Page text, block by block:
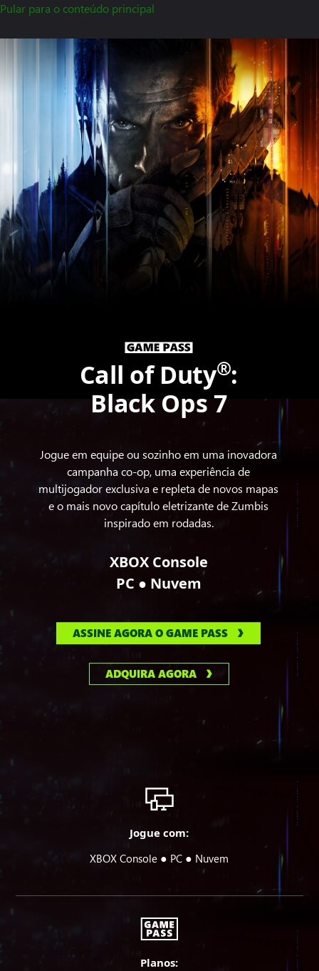
Pular para o conteúdo principal
Call of Duty®:
Black Ops 7
Jogue em equipe ou sozinho em uma inovadora
campanha co-op, uma experiência de
multijogador exclusiva e repleta de novos mapas
e o mais novo capítulo eletrizante de Zumbis
inspirado em rodadas.
XBOX Console
PC ● Nuvem
ASSINE AGORA O GAME PASS
ADQUIRA AGORA
Jogue com:
XBOX Console ● PC ● Nuvem
Planos: